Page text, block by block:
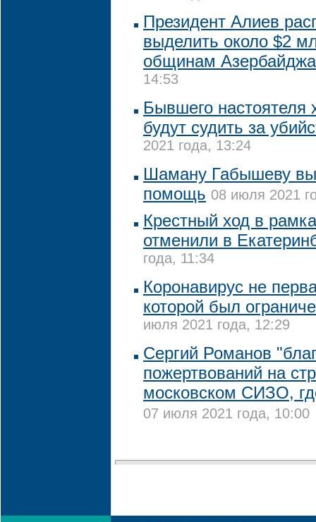
Президент Алиев
выделить около $2
общинам
14:53
Бывшего настоятеля
будут судить за
2021 года, 13:24
Шаману Габышеву
помощь 08 июля 2021
Крестный ход в
отменили в
года, 11:34
Коронавирус не
которой был
июля 2021 года, 12:29
Сергий Романов
пожертвований на
московском СИЗО,
07 июля 2021 года, 10:00